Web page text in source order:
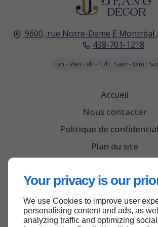
Your privacy is our
We use Cookies to improve user
personalising content and ads, as
analyzing traffic and optimizing
9600, rue Notre-Dame E Montréal
438-701-1218
Lun - Ven : 9h - 17h Sam - Dim :
Accueil
Nous contacter
Politique de
Plan du site
Haut de page